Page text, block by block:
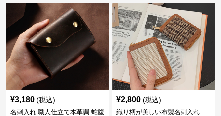
¥3,180 (税込)
名刺入れ 職人仕立て本革調 蛇腹
¥2,800 (税込)
織り柄が美しい布製名刺入れ